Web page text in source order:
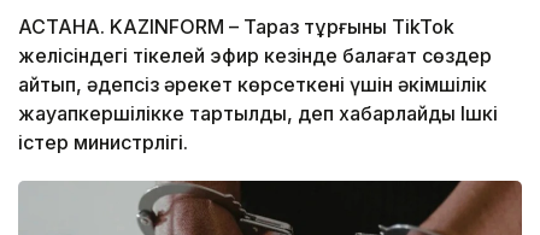
АСТАНА. KAZINFORM – Тараз тұрғыны TikTok
желісіндегі тікелей эфир кезінде балағат сөздер
айтып, әдепсіз әрекет көрсеткені үшін әкімшілік
жауапкершілікке тартылды, деп хабарлайды Ішкі
істер министрлігі.